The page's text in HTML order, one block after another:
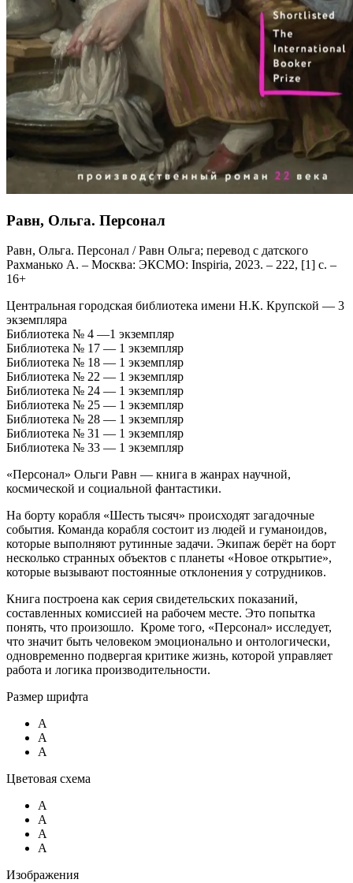
Равн, Ольга. Персонал
Равн, Ольга. Персонал / Равн Ольга; перевод с датского
Рахманько А. – Москва: ЭКСМО: Inspiria, 2023. – 222, [1] с. –
16+
Центральная городская библиотека имени Н.К. Крупской — 3
экземпляра
Библиотека № 4 —1 экземпляр
Библиотека № 17 — 1 экземпляр
Библиотека № 18 — 1 экземпляр
Библиотека № 22 — 1 экземпляр
Библиотека № 24 — 1 экземпляр
Библиотека № 25 — 1 экземпляр
Библиотека № 28 — 1 экземпляр
Библиотека № 31 — 1 экземпляр
Библиотека № 33 — 1 экземпляр
«Персонал» Ольги Равн — книга в жанрах научной,
космической и социальной фантастики.
На борту корабля «Шесть тысяч» происходят загадочные
события. Команда корабля состоит из людей и гуманоидов,
которые выполняют рутинные задачи. Экипаж берёт на борт
несколько странных объектов с планеты «Новое открытие»,
которые вызывают постоянные отклонения у сотрудников.
Книга построена как серия свидетельских показаний,
составленных комиссией на рабочем месте. Это попытка
понять, что произошло. Кроме того, «Персонал» исследует,
что значит быть человеком эмоционально и онтологически,
одновременно подвергая критике жизнь, которой управляет
работа и логика производительности.
Размер шрифта
A
A
A
Цветовая схема
A
A
A
A
Изображения